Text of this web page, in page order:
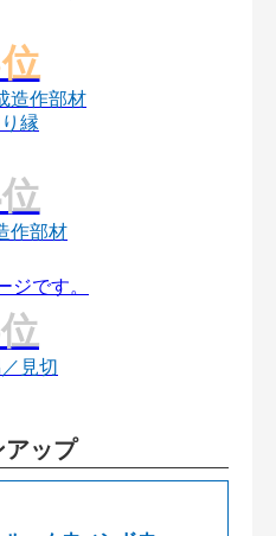
造作部材
縁
作部材
見切
ップ